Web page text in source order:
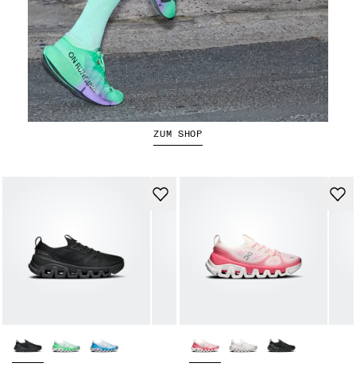
Der Cloudboom Strike 2
ZUM SHOP